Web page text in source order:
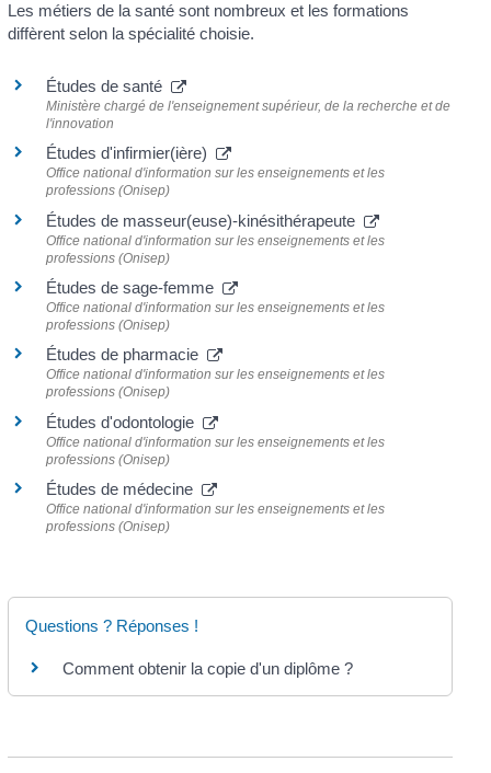
Les métiers de la santé sont nombreux et les formations
diffèrent selon la spécialité choisie.
Études de santé
Ministère chargé de l'enseignement supérieur, de la recherche et de
l'innovation
Études d'infirmier(ière)
Office national d'information sur les enseignements et les
professions (Onisep)
Études de masseur(euse)-kinésithérapeute
Office national d'information sur les enseignements et les
professions (Onisep)
Études de sage-femme
Office national d'information sur les enseignements et les
professions (Onisep)
Études de pharmacie
Office national d'information sur les enseignements et les
professions (Onisep)
Études d'odontologie
Office national d'information sur les enseignements et les
professions (Onisep)
Études de médecine
Office national d'information sur les enseignements et les
professions (Onisep)
Questions ? Réponses !
Comment obtenir la copie d'un diplôme ?